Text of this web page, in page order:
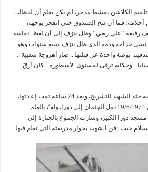
الكلاشن بمشط مذخر، لم يكن يعلم أن لحظات
فما أن فتح الصندوق حتى انفجر بوجهه،
رفيقه “علي ربعي” وظل ينزف إلى أن لفظ أنفاسه
نسي جراحه ودمه الذي ظل ينزف. سبع سنوات وهو
بوصة واحدة عن قبلتها .. صار أهزوجة شعبية ..
.. وحكاية ترقى لمستوى الأسطورة .. كان أرقَ
أخذت القوات الإسرائيلية جثة الشهيد للتشريح، وبعد 24 ساعة تمت إعادتها،
وفي صباح يوم الخميس 19/6/1974 نقل الجثمان إلى دورا، ولفّ بالعلم
دورا الكبير، وسارت الجموع بالجنازة إلى
حيث دفن الشهيد بجوار مدرسته التي تعلم فيها.